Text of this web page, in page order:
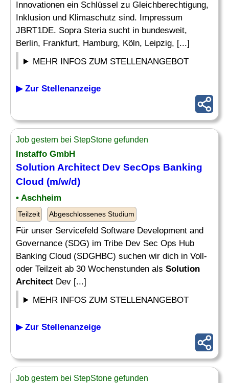
Innovationen ein Schlüssel zu Gleichberechtigung,
Inklusion und Klimaschutz sind. Impressum
JBRT1DE. Sopra Steria sucht in bundesweit,
Berlin, Frankfurt, Hamburg, Köln, Leipzig, [...]
MEHR INFOS ZUM STELLENANGEBOT
▶ Zur Stellenanzeige
Job gestern bei StepStone gefunden
Instaffo GmbH
Solution Architect Dev SecOps Banking
Cloud (m/w/d)
• Aschheim
Teilzeit Abgeschlossenes Studium
Für unser Servicefeld Software Development and
Governance (SDG) im Tribe Dev Sec Ops Hub
Banking Cloud (SDGHBC) suchen wir dich in Voll-
oder Teilzeit ab 30 Wochenstunden als Solution
Architect Dev [...]
MEHR INFOS ZUM STELLENANGEBOT
▶ Zur Stellenanzeige
Job gestern bei StepStone gefunden